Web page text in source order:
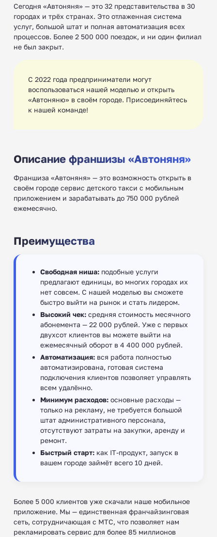
Сегодня «Автоняня» — это 32 представительства в 30
городах и трёх странах. Это отлаженная система
услуг, большой штат и полная автоматизация всех
процессов. Более 2 500 000 поездок, и ни один филиал
не был закрыт.
С 2022 года предприниматели могут
воспользоваться нашей моделью и открыть
«Автоняню» в своём городе. Присоединяйтесь
к нашей команде!
Описание франшизы «Автоняня»
Франшиза «Автоняня» — это возможность открыть в
своём городе сервис детского такси с мобильным
приложением и зарабатывать до 750 000 рублей
ежемесячно.
Преимущества
Свободная ниша: подобные услуги
предлагают единицы, во многих городах их
нет совсем. С нашей моделью вы сможете
быстро выйти на рынок и стать лидером.
Высокий чек: средняя стоимость месячного
абонемента — 22 000 рублей. Уже с первых
двухсот клиентов вы можете выйти на
ежемесячный оборот в 4 400 000 рублей.
Автоматизация: вся работа полностью
автоматизирована, готовая система
подключения клиентов позволяет управлять
всем удалённо.
Минимум расходов: основные расходы —
только на рекламу, не требуется большой
штат административного персонала,
отсутствуют затраты на закупки, аренду и
ремонт.
Быстрый старт: как IT-продукт, запуск в
вашем городе займёт всего 10 дней.
Более 5 000 клиентов уже скачали наше мобильное
приложение. Мы — единственная франчайзинговая
сеть, сотрудничающая с МТС, что позволяет нам
рекламировать сервис для более 85 миллионов